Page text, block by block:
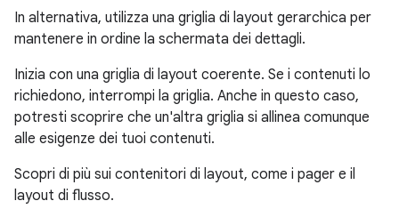
In alternativa, utilizza una griglia di layout gerarchica per
mantenere in ordine la schermata dei dettagli.
Inizia con una griglia di layout coerente. Se i contenuti lo
richiedono, interrompi la griglia. Anche in questo caso,
potresti scoprire che un'altra griglia si allinea comunque
alle esigenze dei tuoi contenuti.
Scopri di più sui contenitori di layout, come i pager e il
layout di flusso.